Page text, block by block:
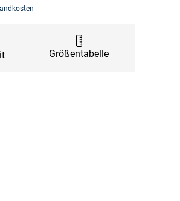
Größentabelle